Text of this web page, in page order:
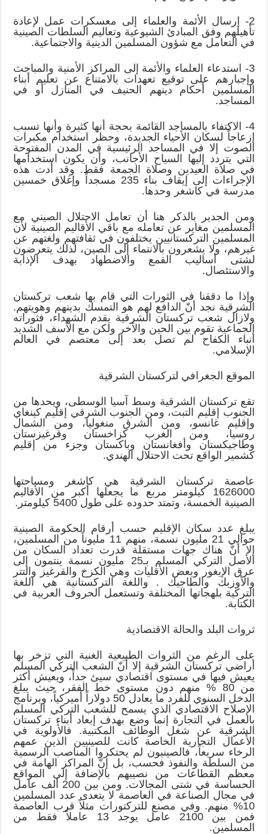
2- إرسال الأئمة والعلماء إلى معسكرات عمل لإعادة
تأهيلهم وفق المبادئ الشيوعية وتعاليم السلطات الصينية
في التعامل مع شؤون المسلمين الدينية والاجتماعية.
3- استدعاء العلماء والأئمة إلى المراكز الأمنية والمباحث
وإجبارهم على توقيع تعهدات بالامتناع عن تعليم أبناء
المسلمين أحكام دينهم الحنيف في المنازل أو في
المساجد.
4- الاكتفاء بالمساجد القائمة بحجة أنها كثيرة وأنها تسبب
إزعاجاً لسكان الأحياء الجديدة، وحظر استخدام مكبرات
الصوت إلا في المساجد الرئيسية في المدن المفتوحة
التي يتردد إليها السياح الأجانب، وأن يكون استخدامها
في صلاة العيدين وصلاة الجمعة فقط. وقد أدت هذه
الإجراءات إلى إيقاف بناء 235 مسجداً وإغلاق خمسين
مدرسة في كاشغر وحدها.
ومن الجدير بالذكر هنا أن تعامل الاحتلال الصيني مع
المسلمين مغاير عن تعامله مع باقي الأقاليم الصينية لأن
المسلمين التركستانيين يختلفون في ثقافتهم ولغتهم عن
غيرهم، ولا يشعرون بالانتماء إلى الصين، لذلك يتعرضون
لشتى أساليب القمع والاضطهاد بهدف الإذابة
والاستئصال.
وإذا ما دققنا في الثورات التي قام بها شعب تركستان
الشرقية نجد أنّ الدافع لهم هو التمسك بدينهم وهويتهم.
ولازال شعب تركستان الشرقية يقدم الشهداء، فثوراته
الجماعية تقوم بين الحين والآخر ولكن مع الأسف الشديد
أنباء الكفاح لم تصل بعد إلى معتصم في العالم
الإسلامي.
الموقع الجغرافي لتركستان الشرقية
تقع تركستان الشرقية وسط آسيا الوسطى، ويحدها من
الجنوب إقليم التبت، ومن الجنوب الشرقي إقليم كينغاي
وإقليم غانسو، ومن الشرق منغوليا، ومن الشمال
روسيا، ومن الغرب كزاخستان وقرغيزستان
وطاجيكستان وأفغانستان وباكستان وجزء من إقليم
كشمير الواقع تحت الاحتلال الهندي.
عاصمة تركستان الشرقية هي كاشغر ومساحتها
1626000 كيلومتر مربع ما يجعلها أكبر من الأقاليم
الصينية الخمسة، وتمتد حدوده على طول 5400 كيلومتر.
يبلغ عدد سكان الإقليم حسب أرقام الحكومة الصينية
حوالي 21 مليون نسمة، منهم 11 مليوناً من المسلمين،
إلا أنّ هناك جهات مستقلة قدرت تعداد السكان من
الأصل التركي المسلم بـ25 مليون نسمة ينتمون إلى
عرق الإيغور وبعض الأقليات وهي الكزخ والقرغيز والتتر
والأوزبك والطاجيك . واللغة التركستانية هي اللغة
التركية بلهجاتها المختلفة وتستعمل الحروف العربية في
الكتابة.
ثروات البلد والحالة الاقتصادية
على الرغم من الثروات الطبيعية الغنية التي تزخر بها
أراضي تركستان الشرقية إلا أنّ الشعب التركي المسلم
يعيش فيها في مستوى اقتصادي سيئ جداً، ويعيش أكثر
من 80 % منهم دون مستوى خط الفقر، حيث يبلغ
الدخل السنوي للفرد ما يعادل 50 دولاراً أميركياً، وبرنامج
الإصلاح الاقتصادي الذي يسمح للشعب التركي المسلم
بالعمل في التجارة إنما وضع بهدف إبعاد أبناء تركستان
الشرقية عن شغل الوظائف المكتبية. فالأولوية في
الأعمال التجارية الخاصة كانت للصينيين الذين عمهم
الرخاء سريعاً، فالصينيون لم يحتكروا المناصب الرسمية
من السلطة والنفوذ فحسب، بل إنّ المراكز الهامة في
معظم القطاعات من نصيبهم بالإضافة إلى المواقع
الحساسة في شتى المجالات. ومن بين 200 ألف عامل
في مجال الصناعة في العاصمة لا يتعدى عدد المسلمين
10% منهم. وفي مصنع للتركتورات مثلاً قرب العاصمة
فمن بين 2100 عامل يوجد 13 عاملاً فقط من
المسلمين.